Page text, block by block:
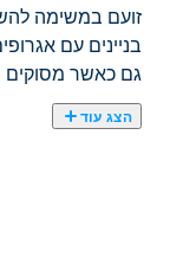
זועם במשימה
בניינים עם
גם כאשר מסוקים
הצג עוד
בניינים עם
גם כאשר
הזעם שלך ועזוב